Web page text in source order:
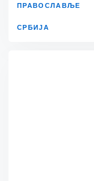
ПРАВОСЛАВЉЕ
СРБИЈА